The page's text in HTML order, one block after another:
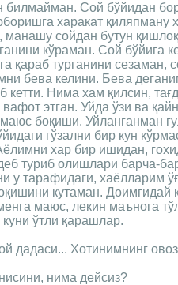
билмайман. Сой бўйидан
харакат
манашу сойдан бутун
кўраман. Сой бўйига
қараб турганини сезаман,
бева келини. Бева
кетти. Нима хам қилсин,
вафот этган. Уйда ўзи ва
боқиши. Уйланганман
гўзални бир кун
хар бир ишидан,
туриб олишлари барча-
у тарафидаги, хаёлларим
кутаман. Доимгидай
маюс, лекин маънога
ўтли қарашлар.
дадаси... Хотинимнинг
нима дейсиз?